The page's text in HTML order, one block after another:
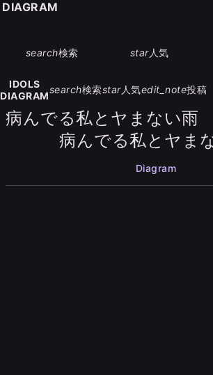
search検索 star人気
IDOLS
DIAGRAM
search検索star人気edit_note投稿
病んでる私とヤまない雨
病んでる私とヤま
Diagram